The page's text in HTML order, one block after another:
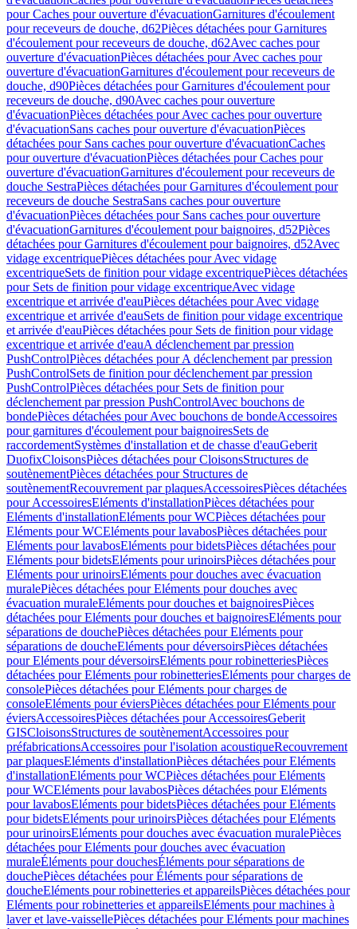
pour Caches pour ouverture d'évacuationGarnitures d'écoulement
pour receveurs de douche, d62Pièces détachées pour Garnitures
d'écoulement pour receveurs de douche, d62Avec caches pour
ouverture d'évacuationPièces détachées pour Avec caches pour
ouverture d'évacuationGarnitures d'écoulement pour receveurs de
douche, d90Pièces détachées pour Garnitures d'écoulement pour
receveurs de douche, d90Avec caches pour ouverture
d'évacuationPièces détachées pour Avec caches pour ouverture
d'évacuationSans caches pour ouverture d'évacuationPièces
détachées pour Sans caches pour ouverture d'évacuationCaches
pour ouverture d'évacuationPièces détachées pour Caches pour
ouverture d'évacuationGarnitures d'écoulement pour receveurs de
douche SestraPièces détachées pour Garnitures d'écoulement pour
receveurs de douche SestraSans caches pour ouverture
d'évacuationPièces détachées pour Sans caches pour ouverture
d'évacuationGarnitures d'écoulement pour baignoires, d52Pièces
détachées pour Garnitures d'écoulement pour baignoires, d52Avec
vidage excentriquePièces détachées pour Avec vidage
excentriqueSets de finition pour vidage excentriquePièces détachées
pour Sets de finition pour vidage excentriqueAvec vidage
excentrique et arrivée d'eauPièces détachées pour Avec vidage
excentrique et arrivée d'eauSets de finition pour vidage excentrique
et arrivée d'eauPièces détachées pour Sets de finition pour vidage
excentrique et arrivée d'eauA déclenchement par pression
PushControlPièces détachées pour A déclenchement par pression
PushControlSets de finition pour déclenchement par pression
PushControlPièces détachées pour Sets de finition pour
déclenchement par pression PushControlAvec bouchons de
bondePièces détachées pour Avec bouchons de bondeAccessoires
pour garnitures d'écoulement pour baignoiresSets de
raccordementSystèmes d'installation et de chasse d'eauGeberit
DuofixCloisonsPièces détachées pour CloisonsStructures de
soutènementPièces détachées pour Structures de
soutènementRecouvrement par plaquesAccessoiresPièces détachées
pour AccessoiresEléments d'installationPièces détachées pour
Eléments d'installationEléments pour WCPièces détachées pour
Eléments pour WCEléments pour lavabosPièces détachées pour
Eléments pour lavabosEléments pour bidetsPièces détachées pour
Eléments pour bidetsEléments pour urinoirsPièces détachées pour
Eléments pour urinoirsEléments pour douches avec évacuation
muralePièces détachées pour Eléments pour douches avec
évacuation muraleEléments pour douches et baignoiresPièces
détachées pour Eléments pour douches et baignoiresEléments pour
séparations de douchePièces détachées pour Eléments pour
séparations de doucheEléments pour déversoirsPièces détachées
pour Eléments pour déversoirsEléments pour robinetteriesPièces
détachées pour Eléments pour robinetteriesEléments pour charges de
consolePièces détachées pour Eléments pour charges de
consoleEléments pour éviersPièces détachées pour Eléments pour
éviersAccessoiresPièces détachées pour AccessoiresGeberit
GISCloisonsStructures de soutènementAccessoires pour
préfabricationsAccessoires pour l'isolation acoustiqueRecouvrement
par plaquesEléments d'installationPièces détachées pour Eléments
d'installationEléments pour WCPièces détachées pour Eléments
pour WCEléments pour lavabosPièces détachées pour Eléments
pour lavabosEléments pour bidetsPièces détachées pour Eléments
pour bidetsEléments pour urinoirsPièces détachées pour Eléments
pour urinoirsEléments pour douches avec évacuation muralePièces
détachées pour Eléments pour douches avec évacuation
muraleÉléments pour douchesÉléments pour séparations de
douchePièces détachées pour Éléments pour séparations de
doucheEléments pour robinetteries et appareilsPièces détachées pour
Eléments pour robinetteries et appareilsEléments pour machines à
laver et lave-vaissellePièces détachées pour Eléments pour machines